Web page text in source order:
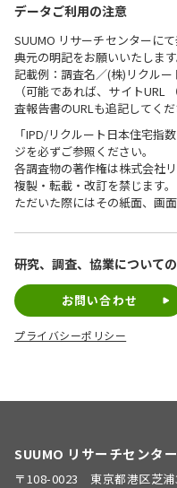
データご利用の注意
SUUMO リサーチセンターに
典元の明記をお願いいたします
記載例：調査名／(株)リクルー
（可能であれば、サイト
査報告書のURLも追記してくだ
「IPD/リクルート日本住宅指
ジを必ずご参照ください。
各調査物の著作権は株式会社
複製・転載・改訂を禁じます
ただいた際にはその紙面、画
研究、調査、協業についての
お問い合わせ
プライバシーポリシー
SUUMO リサーチセンター
〒108-0023 東京都港区芝